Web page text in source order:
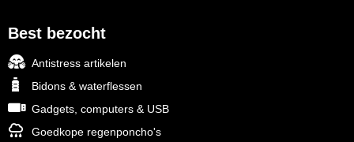
Best bezocht
Antistress artikelen
Bidons & waterflessen
Gadgets, computers & USB
Goedkope regenponcho's